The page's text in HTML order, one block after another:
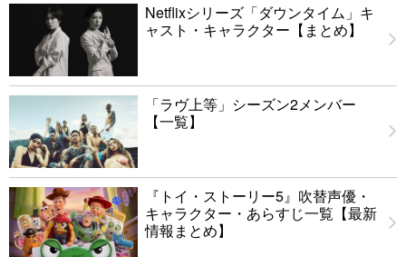
Netflixシリーズ「ダウンタイム」キ
ャスト・キャラクター【まとめ】
「ラヴ上等」シーズン2メンバー
【一覧】
『トイ・ストーリー5』吹替声優・
キャラクター・あらすじ一覧【最新
情報まとめ】